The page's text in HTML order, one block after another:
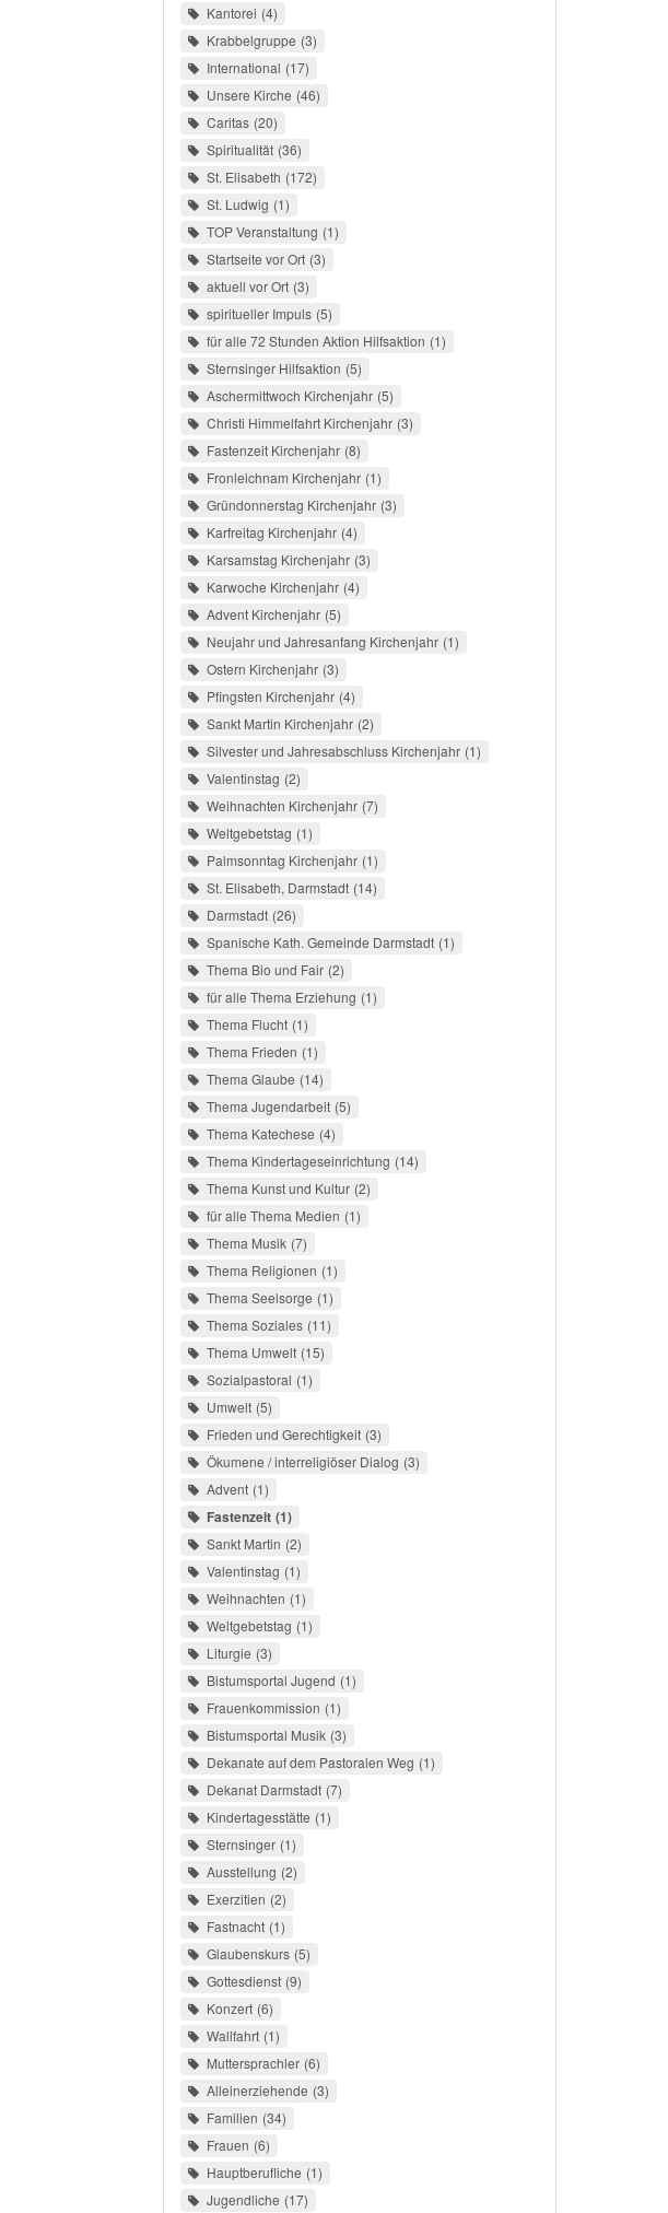
Kantorei 4
Krabbelgruppe 3
International 17
Unsere Kirche 46
Caritas 20
Spiritualität 36
St. Elisabeth 172
St. Ludwig 1
TOP Veranstaltung 1
Startseite vor Ort 3
aktuell vor Ort 3
spiritueller Impuls 5
für alle 72 Stunden Aktion Hilfsaktion 1
Sternsinger Hilfsaktion 5
Aschermittwoch Kirchenjahr 5
Christi Himmelfahrt Kirchenjahr 3
Fastenzeit Kirchenjahr 8
Fronleichnam Kirchenjahr 1
Gründonnerstag Kirchenjahr 3
Karfreitag Kirchenjahr 4
Karsamstag Kirchenjahr 3
Karwoche Kirchenjahr 4
Advent Kirchenjahr 5
Neujahr und Jahresanfang Kirchenjahr 1
Ostern Kirchenjahr 3
Pfingsten Kirchenjahr 4
Sankt Martin Kirchenjahr 2
Silvester und Jahresabschluss Kirchenjahr 1
Valentinstag 2
Weihnachten Kirchenjahr 7
Weltgebetstag 1
Palmsonntag Kirchenjahr 1
St. Elisabeth, Darmstadt 14
Darmstadt 26
Spanische Kath. Gemeinde Darmstadt 1
Thema Bio und Fair 2
für alle Thema Erziehung 1
Thema Flucht 1
Thema Frieden 1
Thema Glaube 14
Thema Jugendarbeit 5
Thema Katechese 4
Thema Kindertageseinrichtung 14
Thema Kunst und Kultur 2
für alle Thema Medien 1
Thema Musik 7
Thema Religionen 1
Thema Seelsorge 1
Thema Soziales 11
Thema Umwelt 15
Sozialpastoral 1
Umwelt 5
Frieden und Gerechtigkeit 3
Ökumene / interreligiöser Dialog 3
Advent 1
Fastenzeit 1
Sankt Martin 2
Valentinstag 1
Weihnachten 1
Weltgebetstag 1
Liturgie 3
Bistumsportal Jugend 1
Frauenkommission 1
Bistumsportal Musik 3
Dekanate auf dem Pastoralen Weg 1
Dekanat Darmstadt 7
Kindertagesstätte 1
Sternsinger 1
Ausstellung 2
Exerzitien 2
Fastnacht 1
Glaubenskurs 5
Gottesdienst 9
Konzert 6
Wallfahrt 1
Muttersprachler 6
Alleinerziehende 3
Familien 34
Frauen 6
Hauptberufliche 1
Jugendliche 17